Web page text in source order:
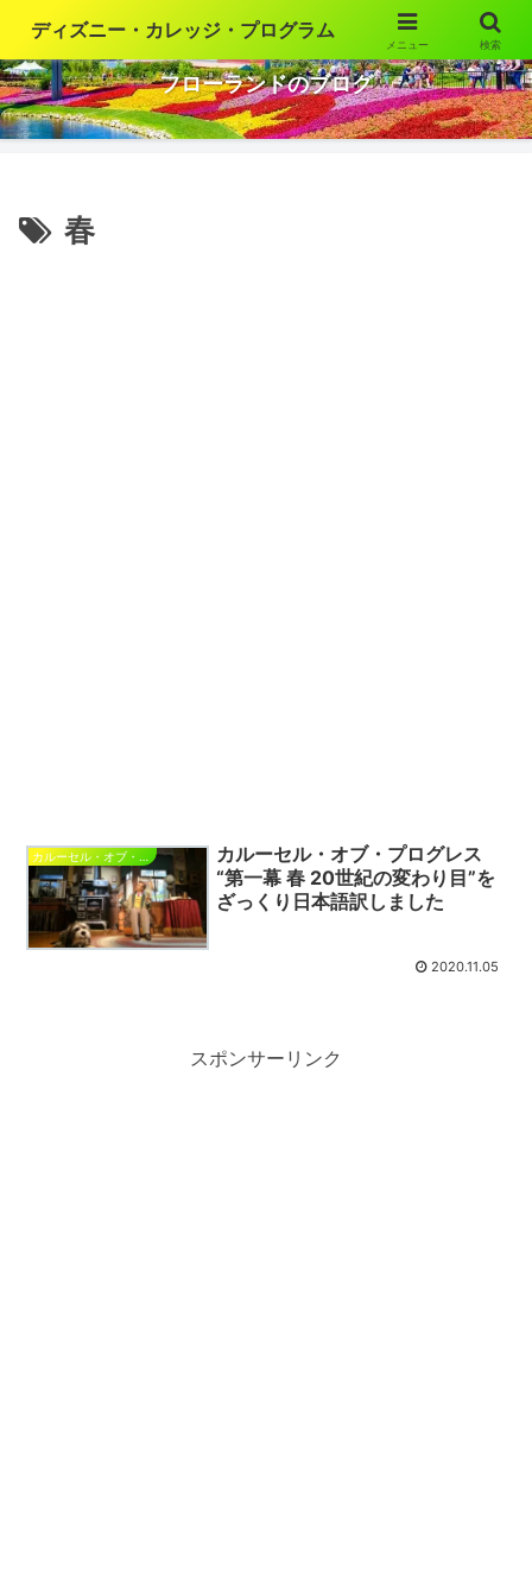
ウォルト・ディズニー・ワールドの魅力を語ります
フローランドのブログ
春
カルーセル・オブ・プログレス
カルーセル・オブ・プログレス
“第一幕 春 20世紀の変わり目”を
ざっくり日本語訳しました
2020.11.05
スポンサーリンク
ディズニー・カレッジ・プログラム
メニュー 検索